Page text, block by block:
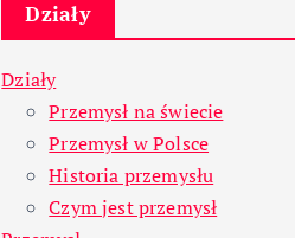
Działy
Działy
Przemysł na świecie
Przemysł w Polsce
Historia przemysłu
Czym jest przemysł